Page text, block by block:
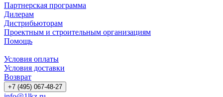
Партнерская программа
Дилерам
Дистрибьюторам
Проектным и строительным организациям
Помощь
Условия оплаты
Условия доставки
Возврат
+7 (495) 067-48-27